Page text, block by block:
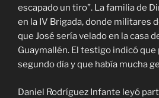
escapado un tiro”. La familia de
en la IV Brigada, donde militares
que José sería velado en la casa
Guaymallén. El testigo indicó
segundo día y que había mucha
Daniel Rodríguez Infante leyó